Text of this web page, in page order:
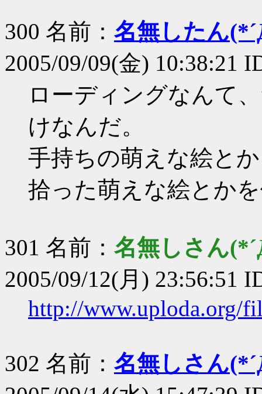
300 名前： 名無したん
2005/09/09(金) 10:38:21
ローディングなんて
けなんだ。
手持ちの萌えな絵と
拾った萌えな絵とか
301 名前： 名無しさん
2005/09/12(月) 23:56:51
http://www.uploda.org/
302 名前： 名無しさん